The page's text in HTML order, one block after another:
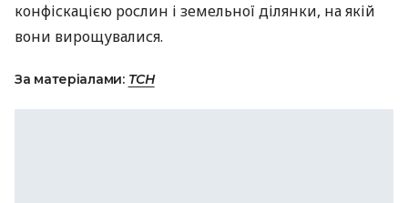
конфіскацією рослин і земельної ділянки, на якій
вони вирощувалися.
За матеріалами: ТСН